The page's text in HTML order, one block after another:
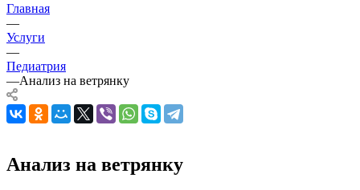
Главная
—
Услуги
—
Педиатрия
—Анализ на ветрянку
Анализ на ветрянку